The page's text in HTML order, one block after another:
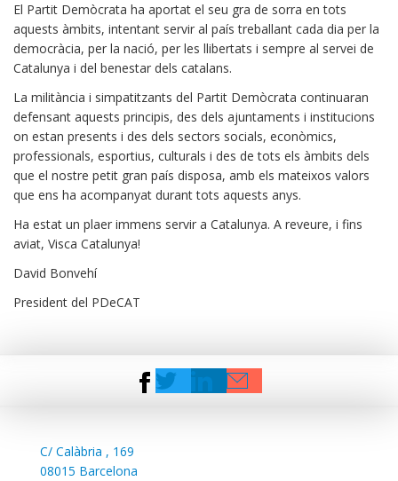
El Partit Demòcrata ha aportat el seu gra de sorra en tots
aquests àmbits, intentant servir al país treballant cada dia per la
democràcia, per la nació, per les llibertats i sempre al servei de
Catalunya i del benestar dels catalans.
La militància i simpatitzants del Partit Demòcrata continuaran
defensant aquests principis, des dels ajuntaments i institucions
on estan presents i des dels sectors socials, econòmics,
professionals, esportius, culturals i des de tots els àmbits dels
que el nostre petit gran país disposa, amb els mateixos valors
que ens ha acompanyat durant tots aquests anys.
Ha estat un plaer immens servir a Catalunya. A reveure, i fins
aviat, Visca Catalunya!
David Bonvehí
President del PDeCAT
C/ Calàbria , 169
08015 Barcelona